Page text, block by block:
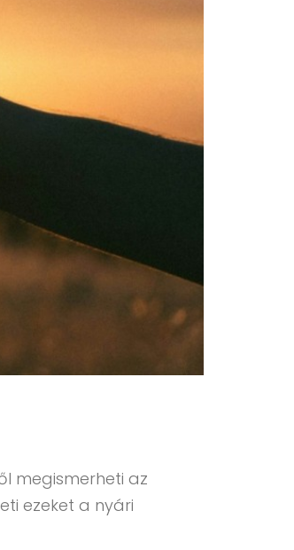
megismerheti az
ezeket a nyári